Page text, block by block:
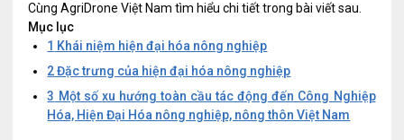
Cùng AgriDrone Việt Nam tìm hiểu chi tiết trong bài viết sau.
Mục lục
1 Khái niệm hiện đại hóa nông nghiệp
2Đặc trưng của hiện đại hóa nông nghiệp
3 Một số xu hướng toàn cầu tác động đến Công Nghiệp
Hóa, Hiện Đại Hóa nông nghiệp, nông thôn Việt Nam